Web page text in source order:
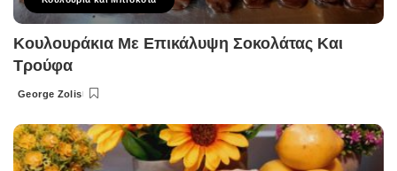
Κουλουράκια Με Επικάλυψη Σοκολάτας Και
Τρούφα
Posted
George Zolis